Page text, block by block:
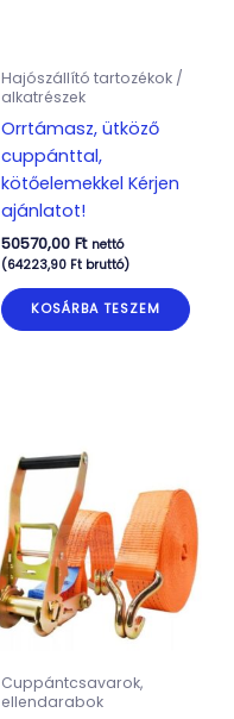
Hajószállító tartozékok /
alkatrészek
Orrtámasz, ütköző
cuppánttal,
kötőelemekkel Kérjen
ajánlatot!
50570,00 Ft nettó
(64223,90 Ftbruttó)
KOSÁRBA TESZEM
Cuppántcsavarok,
ellendarabok